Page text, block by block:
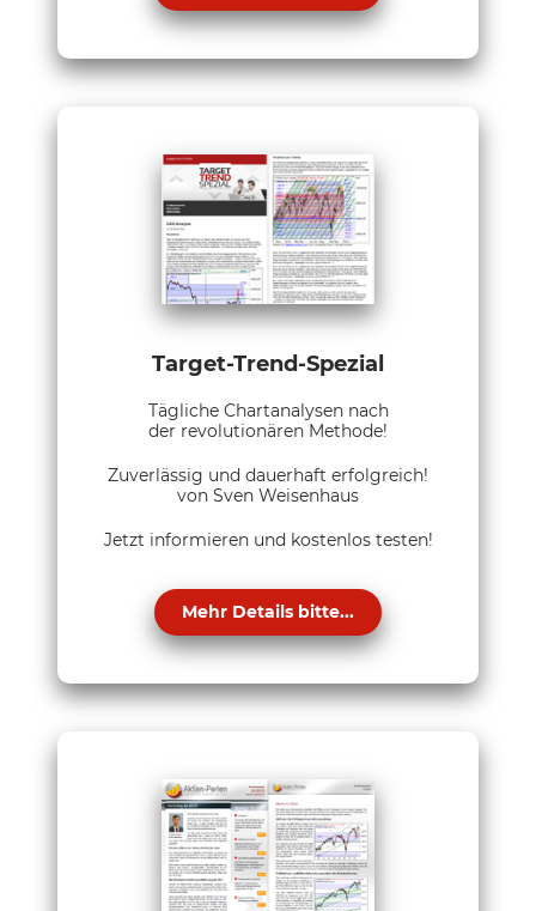
Target-Trend-Spezial
Tägliche Chartanalysen nach
der revolutionären Methode!
Zuverlässig und dauerhaft erfolgreich!
von Sven Weisenhaus
Jetzt informieren und kostenlos testen!
Mehr Details bitte...